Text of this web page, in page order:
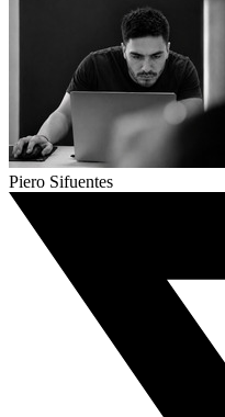
Piero Sifuentes